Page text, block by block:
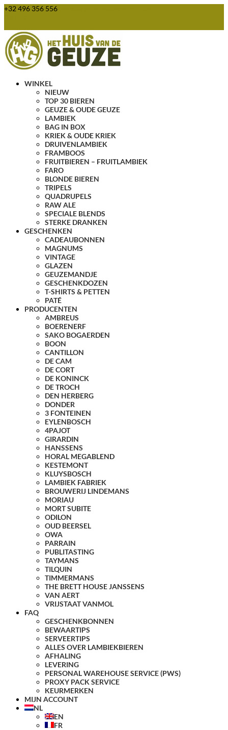
+32 496 356 556
WINKEL
NIEUW
TOP 30 BIEREN
GEUZE & OUDE GEUZE
LAMBIEK
BAG IN BOX
KRIEK & OUDE KRIEK
DRUIVENLAMBIEK
FRAMBOOS
FRUITBIEREN – FRUITLAMBIEK
FARO
BLONDE BIEREN
TRIPELS
QUADRUPELS
RAW ALE
SPECIALE BLENDS
STERKE DRANKEN
GESCHENKEN
CADEAUBONNEN
MAGNUMS
VINTAGE
GLAZEN
GEUZEMANDJE
GESCHENKDOZEN
T-SHIRTS & PETTEN
PATÉ
PRODUCENTEN
AMBREUS
BOERENERF
SAKO BOGAERDEN
BOON
CANTILLON
DE CAM
DE CORT
DE KONINCK
DE TROCH
DEN HERBERG
DONDER
3 FONTEINEN
EYLENBOSCH
4PAJOT
GIRARDIN
HANSSENS
HORAL MEGABLEND
KESTEMONT
KLUYSBOSCH
LAMBIEK FABRIEK
BROUWERIJ LINDEMANS
MORIAU
MORT SUBITE
ODILON
OUD BEERSEL
OWA
PARRAIN
PUBLITASTING
TAYMANS
TILQUIN
TIMMERMANS
THE BRETT HOUSE JANSSENS
VAN AERT
VRIJSTAAT VANMOL
FAQ
GESCHENKBONNEN
BEWAARTIPS
SERVEERTIPS
ALLES OVER LAMBIEKBIEREN
AFHALING
LEVERING
PERSONAL WAREHOUSE SERVICE (PWS)
PROXY PACK SERVICE
KEURMERKEN
MIJN ACCOUNT
NL
EN
FR